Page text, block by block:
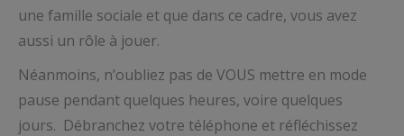
une famille sociale et que dans ce cadre, vous avez
aussi un rôle à jouer.
Néanmoins, n’oubliez pas de VOUS mettre en mode
pause pendant quelques heures, voire quelques
jours. Débranchez votre téléphone et réfléchissez